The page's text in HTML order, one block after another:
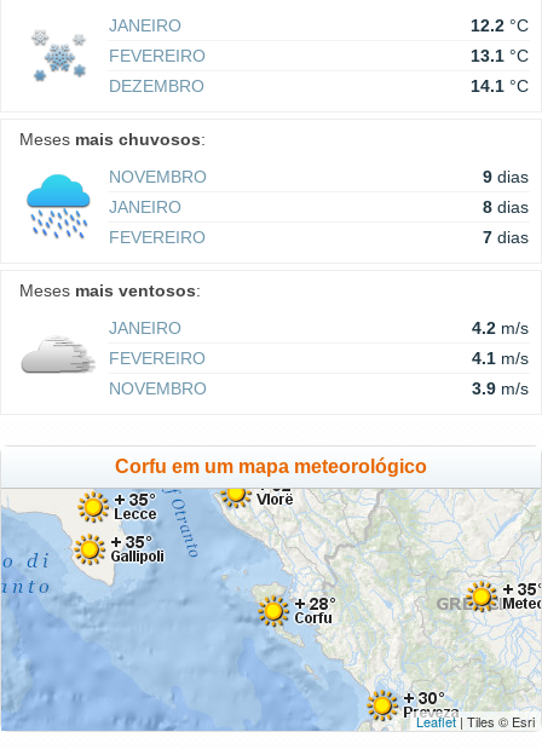
JANEIRO
12.2 °C
FEVEREIRO
13.1 °C
DEZEMBRO
14.1 °C
Meses mais chuvosos:
NOVEMBRO
9 dias
JANEIRO
8 dias
FEVEREIRO
7 dias
Meses mais ventosos:
JANEIRO
4.2 m/s
FEVEREIRO
4.1 m/s
NOVEMBRO
3.9 m/s
Corfu em um mapa meteorológico
Leaflet| Tiles © Esri